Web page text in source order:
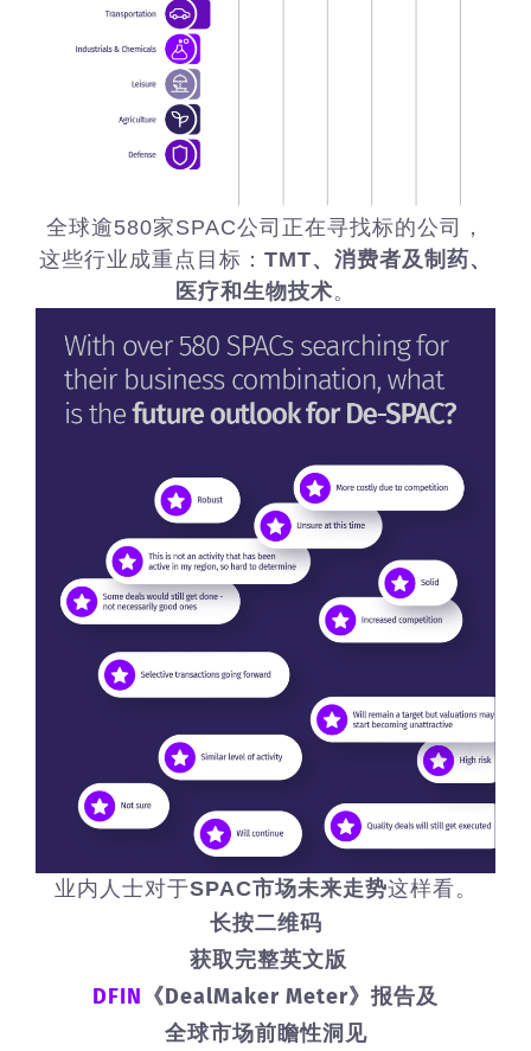
全球逾580家SPAC公司正在寻找标的公司，
这些行业成重点目标： TMT、消费者及制药、
医疗和生物技术。
业内人士对于SPAC市场未来走势这样看。
长按二维码
获取完整英文版
DFIN 《DealMaker Meter》报告及
全球市场前瞻性洞见